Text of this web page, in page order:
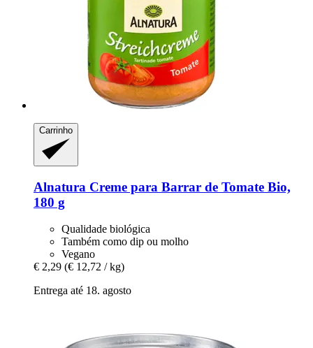
Carrinho
Alnatura Creme para Barrar de Tomate Bio,
180 g
Qualidade biológica
Também como dip ou molho
Vegano
€ 2,29 (€ 12,72 / kg)
Entrega até 18. agosto